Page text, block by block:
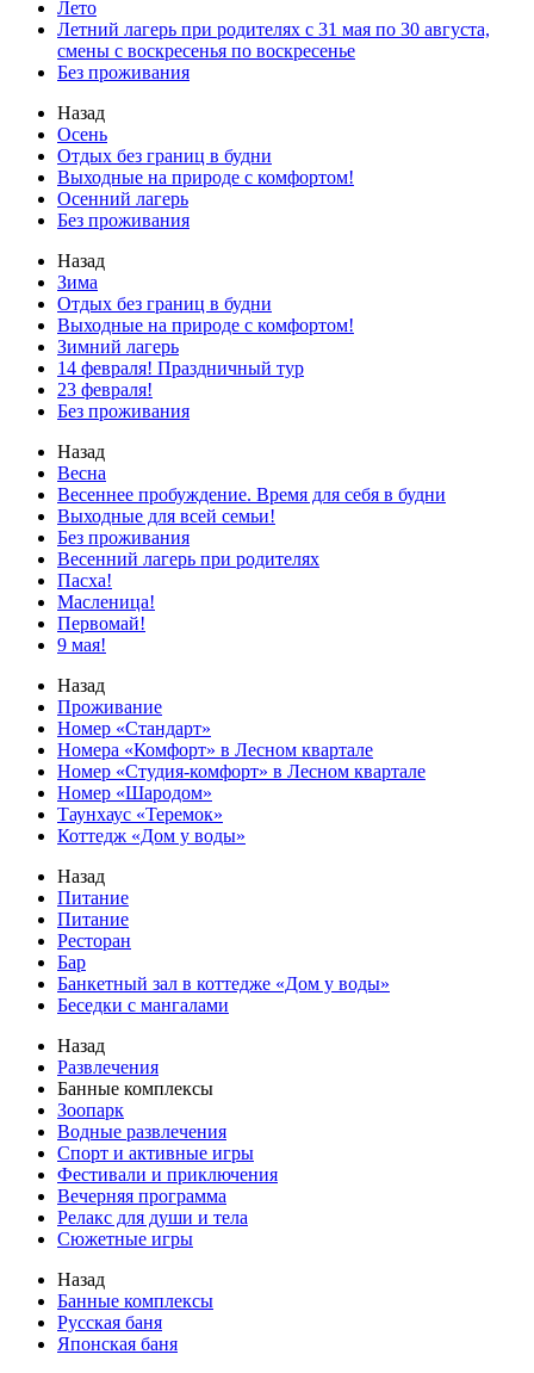
Лето
Летний лагерь при родителях с 31 мая по 30 августа,
смены с воскресенья по воскресенье
Без проживания
Назад
Осень
Отдых без границ в будни
Выходные на природе с комфортом!
Осенний лагерь
Без проживания
Назад
Зима
Отдых без границ в будни
Выходные на природе с комфортом!
Зимний лагерь
14 февраля! Праздничный тур
23 февраля!
Без проживания
Назад
Весна
Весеннее пробуждение. Время для себя в будни
Выходные для всей семьи!
Без проживания
Весенний лагерь при родителях
Пасха!
Масленица!
Первомай!
9 мая!
Назад
Проживание
Номер «Стандарт»
Номера «Комфорт» в Лесном квартале
Номер «Студия‑комфорт» в Лесном квартале
Номер «Шародом»
Таунхаус «Теремок»
Коттедж «Дом у воды»
Назад
Питание
Питание
Ресторан
Бар
Банкетный зал в коттедже «Дом у воды»
Беседки с мангалами
Назад
Развлечения
Банные комплексы
Зоопарк
Водные развлечения
Спорт и активные игры
Фестивали и приключения
Вечерняя программа
Релакс для души и тела
Сюжетные игры
Назад
Банные комплексы
Русская баня
Японская баня